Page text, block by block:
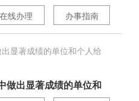
办事指南
在线办理
显著成绩的单位和个人给
做出显著成绩的单位和